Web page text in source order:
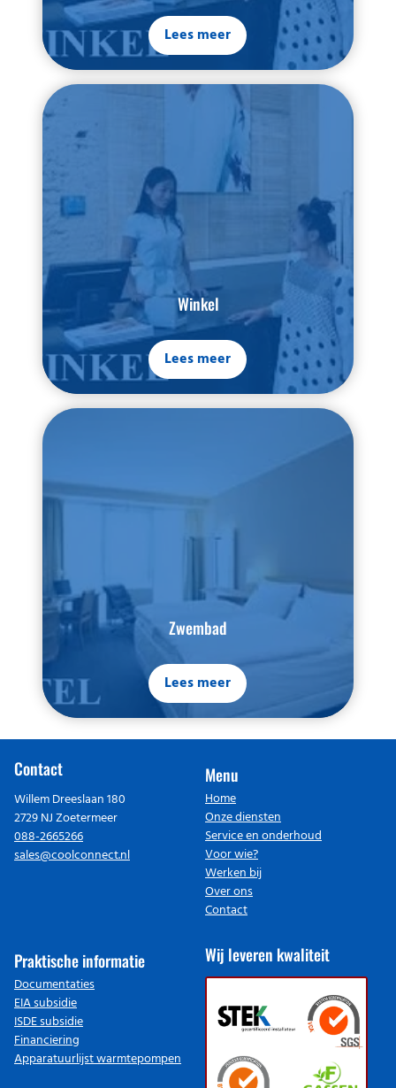
Lees meer
Winkel
Lees meer
Zwembad
Lees meer
Contact
Willem Dreeslaan 180
2729 NJ Zoetermeer
088-2665266
sales@coolconnect.nl
Menu
Home
Onze diensten
Service en onderhoud
Voor wie?
Werken bij
Over ons
Contact
Praktische informatie
Documentaties
EIA subsidie
ISDE subsidie
Financiering
Apparatuurlijst warmtepompen
Wij leveren kwaliteit